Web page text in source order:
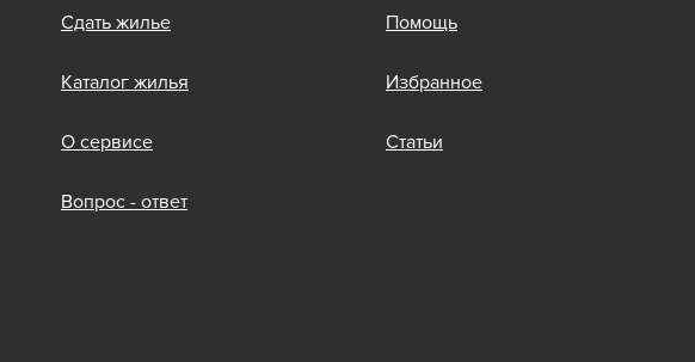
Сдать жилье
Каталог жилья
О сервисе
Вопрос - ответ
Помощь
Избранное
Статьи